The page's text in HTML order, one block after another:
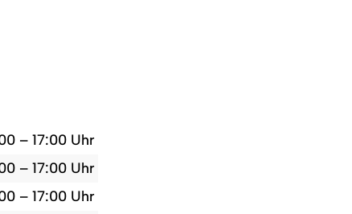
– 17:00 Uhr
– 17:00 Uhr
– 17:00 Uhr